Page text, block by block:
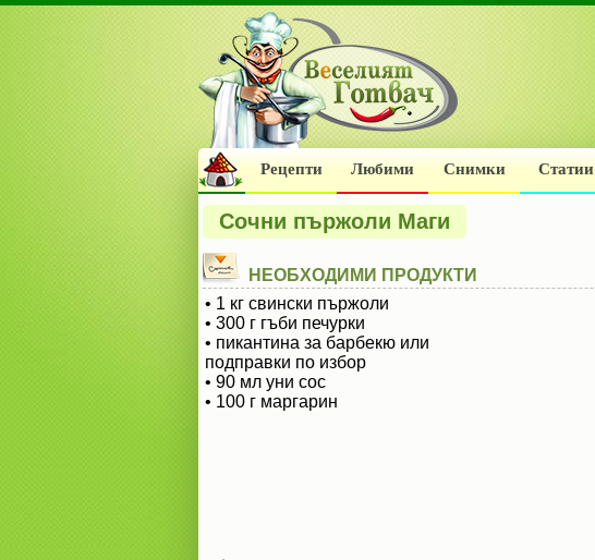
Рецепти Любими Снимки Статии
Сочни пържоли Маги
НЕОБХОДИМИ ПРОДУКТИ
• 1 кг свински пържоли
• 300 г гъби печурки
• пикантина за барбекю или
подправки по избор
• 90 мл уни сос
• 100 г маргарин